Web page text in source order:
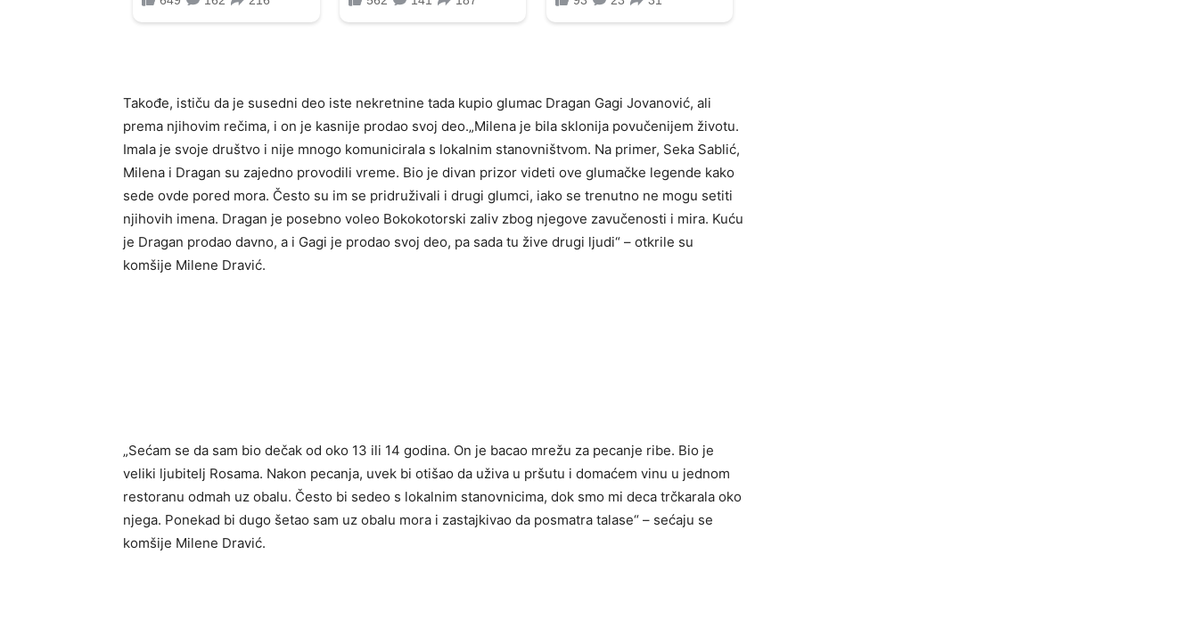
Takođe, ističu da je susedni deo iste nekretnine tada kupio glumac Dragan Gagi Jovanović, ali
prema njihovim rečima, i on je kasnije prodao svoj deo.„Milena je bila sklonija povučenijem životu.
Imala je svoje društvo i nije mnogo komunicirala s lokalnim stanovništvom. Na primer, Seka Sablić,
Milena i Dragan su zajedno provodili vreme. Bio je divan prizor videti ove glumačke legende kako
sede ovde pored mora. Često su im se pridruživali i drugi glumci, iako se trenutno ne mogu setiti
njihovih imena. Dragan je posebno voleo Bokokotorski zaliv zbog njegove zavučenosti i mira. Kuću
je Dragan prodao davno, a i Gagi je prodao svoj deo, pa sada tu žive drugi ljudi“ – otkrile su
komšije Milene Dravić.
„Sećam se da sam bio dečak od oko 13 ili 14 godina. On je bacao mrežu za pecanje ribe. Bio je
veliki ljubitelj Rosama. Nakon pecanja, uvek bi otišao da uživa u pršutu i domaćem vinu u jednom
restoranu odmah uz obalu. Često bi sedeo s lokalnim stanovnicima, dok smo mi deca trčkarala oko
njega. Ponekad bi dugo šetao sam uz obalu mora i zastajkivao da posmatra talase“ – sećaju se
komšije Milene Dravić.